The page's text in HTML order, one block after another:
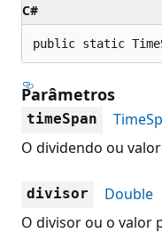
C#
public static
Parâmetros
timeSpan
O dividendo ou
divisor
Double
O divisor ou o valor